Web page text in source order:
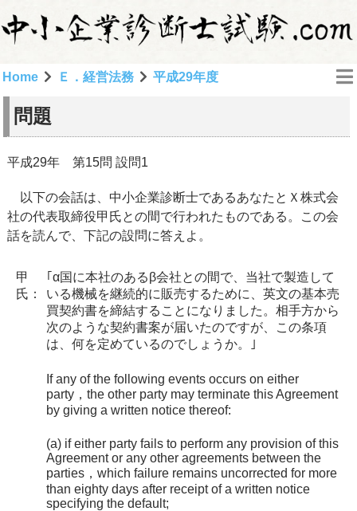
Home Ｅ．経営法務 平成29年度
問題
平成29年 第15問 設問1
以下の会話は、中小企業診断士であるあなたとＸ株式会
社の代表取締役甲氏との間で行われたものである。この会
話を読んで、下記の設問に答えよ。
甲
氏：
｢α国に本社のあるβ会社との間で、当社で製造して
いる機械を継続的に販売するために、英文の基本売
買契約書を締結することになりました。相手方から
次のような契約書案が届いたのですが、この条項
は、何を定めているのでしょうか。｣
If any of the following events occurs on either
party，the other party may terminate this Agreement
by giving a written notice thereof:
(a) if either party fails to perform any provision of this
Agreement or any other agreements between the
parties，which failure remains uncorrected for more
than eighty days after receipt of a written notice
specifying the default;